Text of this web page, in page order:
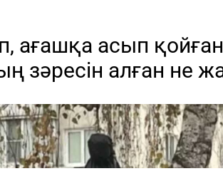
ағашқа асып
зәресін алған не